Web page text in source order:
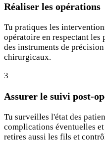
Réaliser les opérations
Tu pratiques les
opératoire en respectant les
des instruments de
chirurgicaux.
3
Assurer le suivi post-
Tu surveilles l'état des
complications éventuelles
retires aussi les fils et